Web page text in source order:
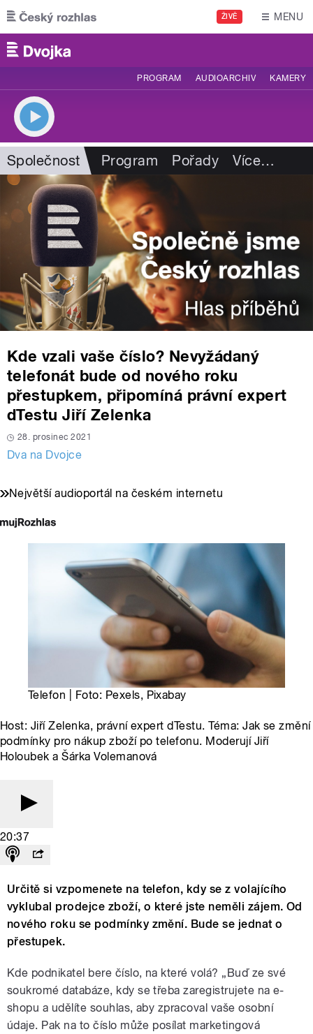
Přejít k hlavnímu obsahu
ŽIVĚ MENU
PROGRAM AUDIOARCHIV KAMERY
Společnost Program Pořady Více…
Kde vzali vaše číslo? Nevyžádaný
telefonát bude od nového roku
přestupkem, připomíná právní expert
dTestu Jiří Zelenka
28. prosinec 2021
Dva na Dvojce
Největší audioportál na českém internetu
Telefon | Foto: Pexels, Pixabay
Host: Jiří Zelenka, právní expert dTestu. Téma: Jak se změní
podmínky pro nákup zboží po telefonu. Moderují Jiří
Holoubek a Šárka Volemanová
20:37
Určitě si vzpomenete na telefon, kdy se z volajícího
vyklubal prodejce zboží, o které jste neměli zájem. Od
nového roku se podmínky změní. Bude se jednat o
přestupek.
Kde podnikatel bere číslo, na které volá? „Buď ze své
soukromé databáze, kdy se třeba zaregistrujete na e-
shopu a udělíte souhlas, aby zpracoval vaše osobní
údaje. Pak na to číslo může posílat marketingová